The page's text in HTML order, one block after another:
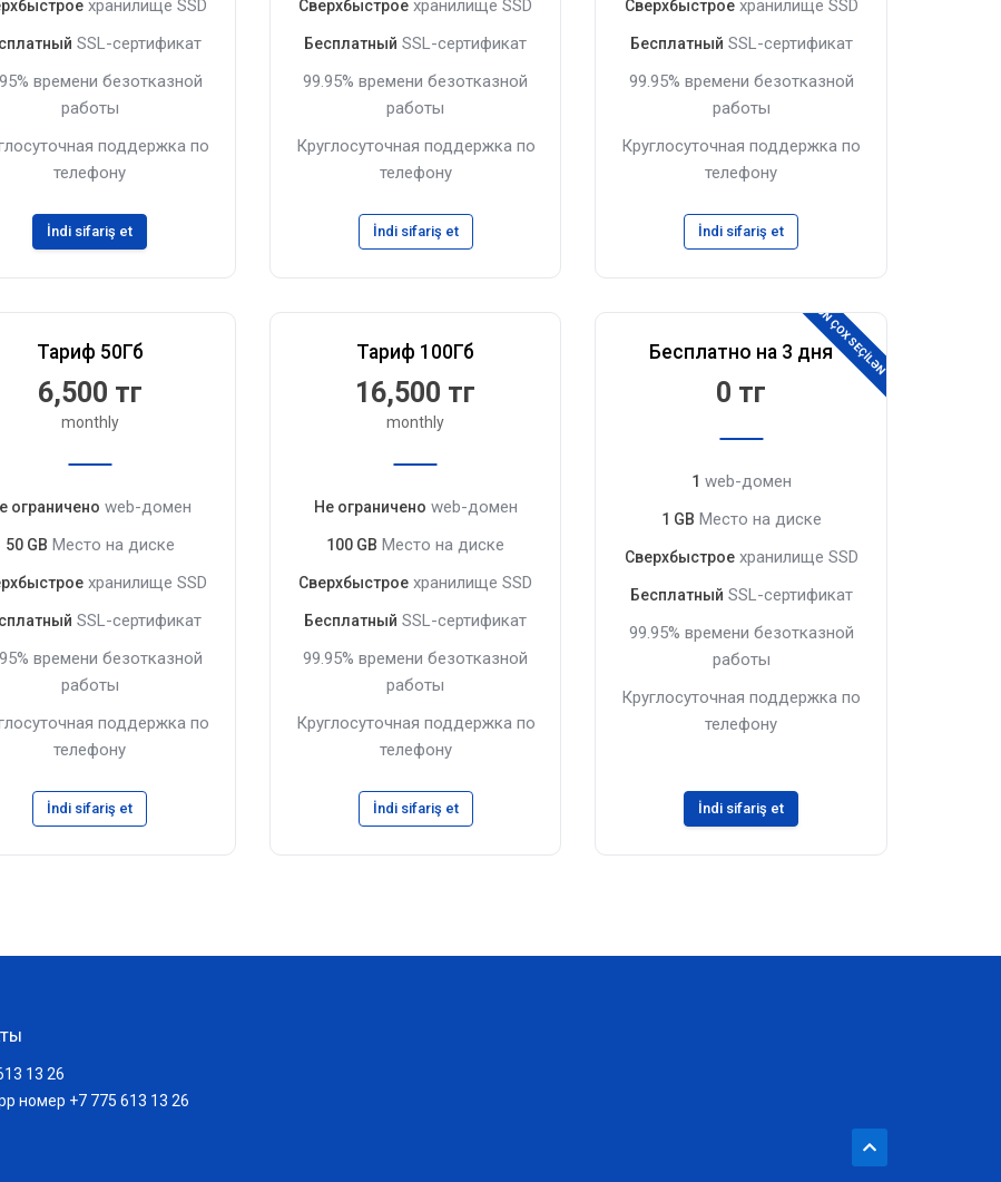
хранилище SSD
SSL-сертификат
времени безотказной
работы
поддержка по
телефону
İndi sifariş et
Сверхбыстрое хранилище SSD
Бесплатный SSL-сертификат
99.95% времени безотказной
работы
Круглосуточная поддержка по
телефону
İndi sifariş et
Сверхбыстроехранилище SSD
Бесплатный SSL-сертификат
99.95% времени безотказной
работы
Круглосуточная поддержка по
телефону
İndi sifariş et
Тариф 50Гб
6,500 тг
monthly
ограничено web-домен
50 GB Место на диске
хранилище SSD
SSL-сертификат
времени безотказной
работы
поддержка по
телефону
İndi sifariş et
Тариф 100Гб
16,500 тг
monthly
Не ограничено web-домен
100 GB Место на диске
Сверхбыстрое хранилище SSD
Бесплатный SSL-сертификат
99.95% времени безотказной
работы
Круглосуточная поддержка по
телефону
İndi sifariş et
Бесплатно на 3 дняƏN ÇOX SEÇİLƏN
0 тг
1 web-домен
1 GB Место на диске
Сверхбыстроехранилище SSD
Бесплатный SSL-сертификат
99.95% времени безотказной
работы
Круглосуточная поддержка по
телефону
İndi sifariş et
13 26
номер +7 775 613 13 26